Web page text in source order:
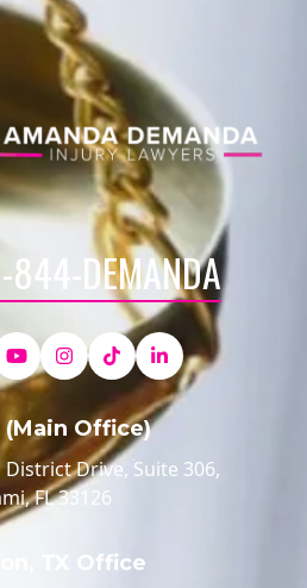
844-DEMANDA
Office)
Drive, Suite 306,
FL 33126
TX Office